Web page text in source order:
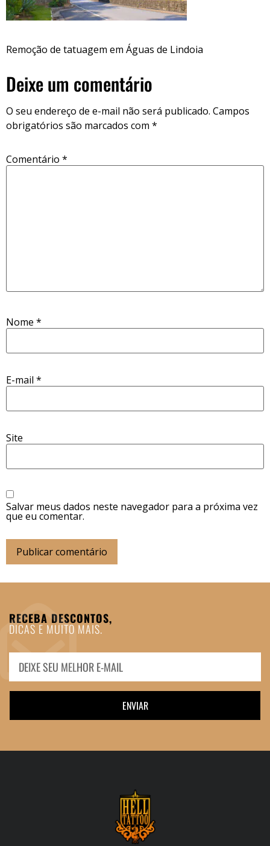
Remoção de tatuagem em Águas de Lindoia
Deixe um comentário
O seu endereço de e-mail não será publicado. Campos
obrigatórios são marcados com *
Comentário *
Nome *
E-mail *
Site
Salvar meus dados neste navegador para a próxima vez
que eu comentar.
RECEBA DESCONTOS,
DICAS E MUITO MAIS.
ENVIAR